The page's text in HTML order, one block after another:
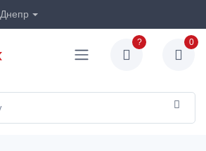
Днепр
? 0